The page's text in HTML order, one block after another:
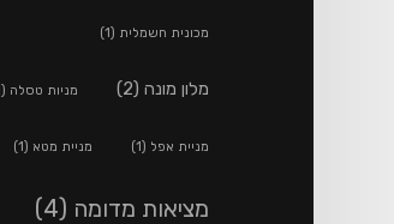
מכונית חשמלית (1)
מלון מונה(2) מניות טסלה (1)
מניית אפל (1) מניית מטא (1)
מציאות מדומה (4)